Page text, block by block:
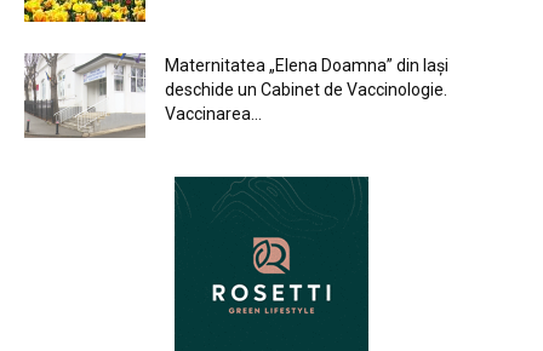
Maternitatea „Elena Doamna” din Iași
deschide un Cabinet de Vaccinologie.
Vaccinarea...